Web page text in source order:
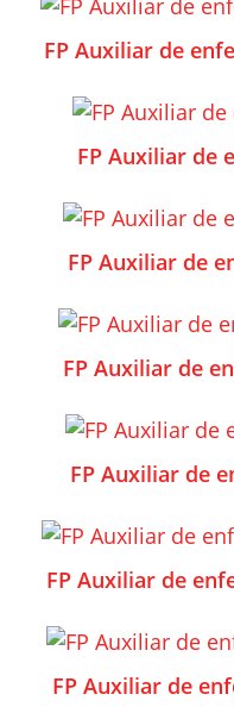
FP Auxiliar de
FP Auxiliar de
FP Auxiliar de
FP Auxiliar de
FP Auxiliar de
FP Auxiliar de
FP Auxiliar de